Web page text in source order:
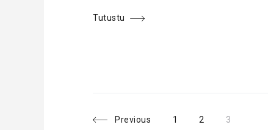
Tutustu
P Previous
P
a
1
P
a
2
P
a
3